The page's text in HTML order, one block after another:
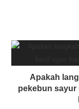
Apakah
pekebun sayur